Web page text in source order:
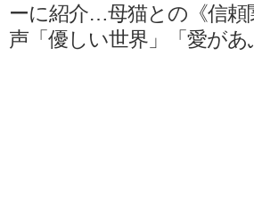
ーに紹介…母猫との《信頼
声「優しい世界」「愛があ